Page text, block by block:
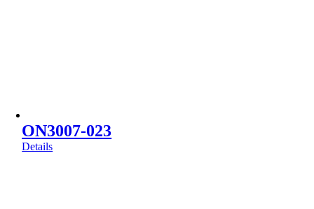
ON3007-023
Details